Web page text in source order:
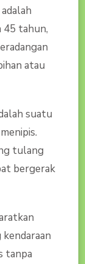
45 tahun,
atau
suatu
tulang
bergerak
tanpa